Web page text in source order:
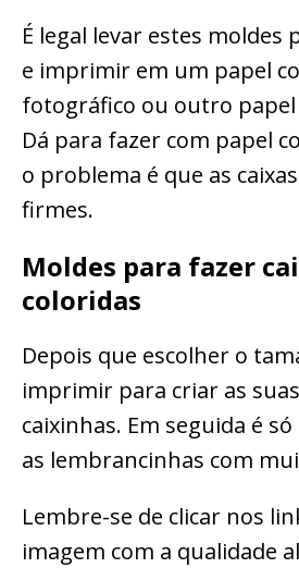
É legal levar estes moldes
e imprimir em um papel
fotográfico ou outro papel
Dá para fazer com papel
o problema é que as
firmes.
Moldes para fazer
coloridas
Depois que escolher o
imprimir para criar as
caixinhas. Em seguida é
as lembrancinhas com
Lembre-se de clicar nos
imagem com a qualidade